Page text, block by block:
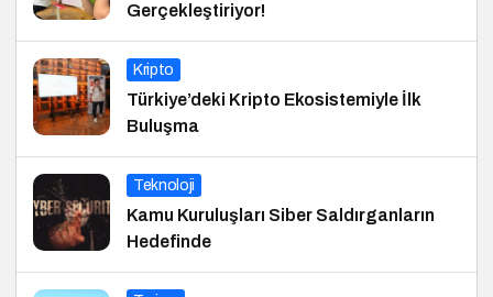
Gerçekleştiriyor!
Kripto
Türkiye’deki Kripto Ekosistemiyle İlk
Buluşma
Teknoloji
Kamu Kuruluşları Siber Saldırganların
Hedefinde